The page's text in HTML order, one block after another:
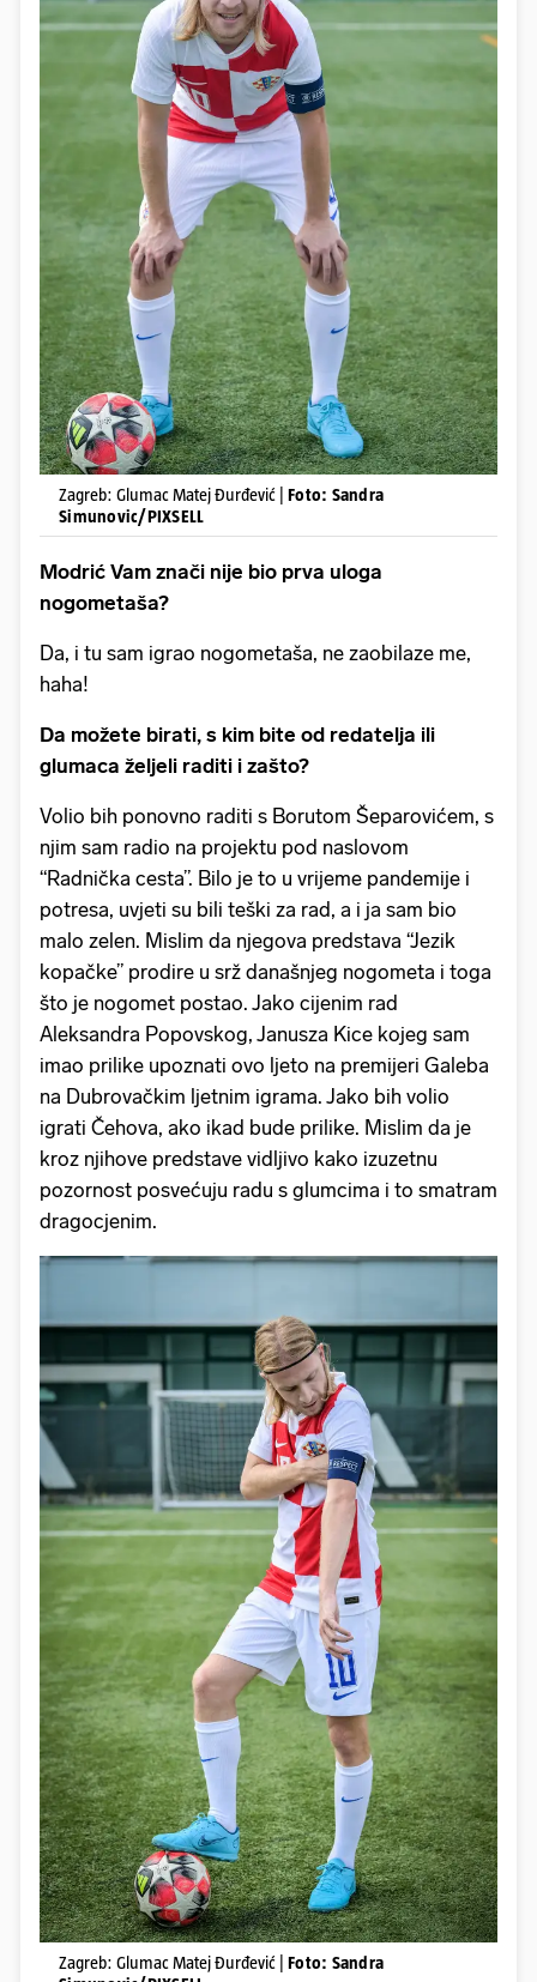
Zagreb: Glumac Matej Đurđević | Foto: Sandra
Simunovic/PIXSELL
Modrić Vam znači nije bio prva uloga
nogometaša?
Da, i tu sam igrao nogometaša, ne zaobilaze me,
haha!
Da možete birati, s kim bite od redatelja ili
glumaca željeli raditi i zašto?
Volio bih ponovno raditi s Borutom Šeparovićem, s
njim sam radio na projektu pod naslovom
“Radnička cesta”. Bilo je to u vrijeme pandemije i
potresa, uvjeti su bili teški za rad, a i ja sam bio
malo zelen. Mislim da njegova predstava “Jezik
kopačke” prodire u srž današnjeg nogometa i toga
što je nogomet postao. Jako cijenim rad
Aleksandra Popovskog, Janusza Kice kojeg sam
imao prilike upoznati ovo ljeto na premijeri Galeba
na Dubrovačkim ljetnim igrama. Jako bih volio
igrati Čehova, ako ikad bude prilike. Mislim da je
kroz njihove predstave vidljivo kako izuzetnu
pozornost posvećuju radu s glumcima i to smatram
dragocjenim.
Zagreb: Glumac Matej Đurđević | Foto: Sandra